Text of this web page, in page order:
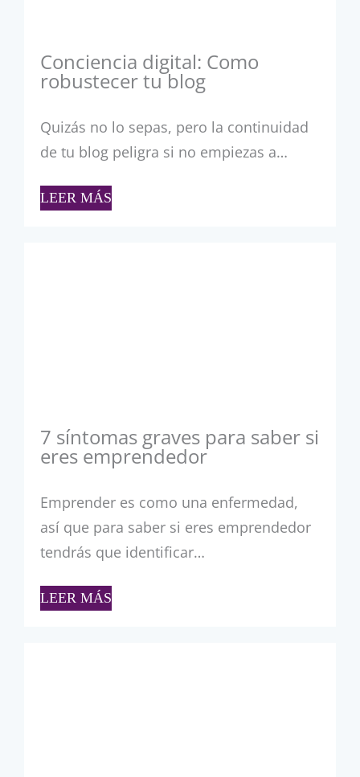
Conciencia digital: Como
robustecer tu blog
Quizás no lo sepas, pero la continuidad
de tu blog peligra si no empiezas a…
LEER MÁS
7 síntomas graves para saber si
eres emprendedor
Emprender es como una enfermedad,
así que para saber si eres emprendedor
tendrás que identificar…
LEER MÁS